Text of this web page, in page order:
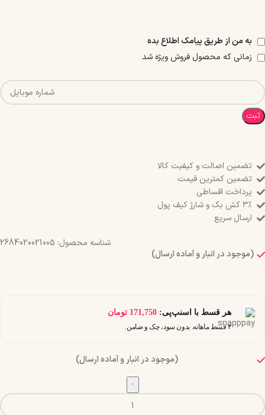
به من از طریق پیامک اطلاع بده
زمانی که محصول فروش ویژه شد
ثبت
تضمین اصالت و کیفیت کالا
تضمین کمترین قیمت
پرداخت اقساطی
۳٪ کش بک و شارژ کیف پول
ارسال سریع
شناسه محصول: 2684020021005
(موجود در انبار و آماده ارسال)
هر قسط با اسنپ‌پی: 171,750 تومان
۴ قسط ماهانه. بدون سود، چک و ضامن.
(موجود در انبار و آماده ارسال)